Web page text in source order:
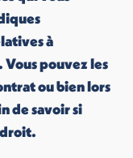
à
pouvez les
ou bien lors
de savoir si